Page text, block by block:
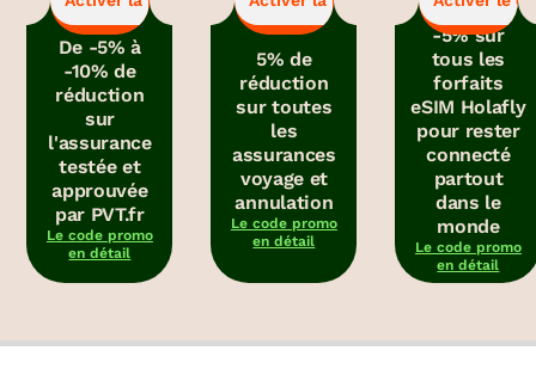
De -5% à
-10% de
réduction
sur
l'assurance
testée et
approuvée
par PVT.fr
Le code promo
en détail
5% de
réduction
sur toutes
les
assurances
voyage et
annulation
Le code promo
en détail
-5% sur
tous les
forfaits
eSIM Holafly
pour rester
connecté
partout
dans le
monde
Le code promo
en détail